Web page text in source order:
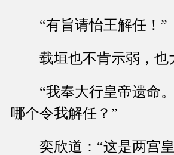
“有旨请怡王解任！”
载垣也不肯示弱，也
“我奉大行皇帝遗命
哪个令我解任？”
奕欣道：“这是两宫